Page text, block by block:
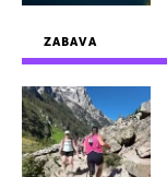
ZABAVA